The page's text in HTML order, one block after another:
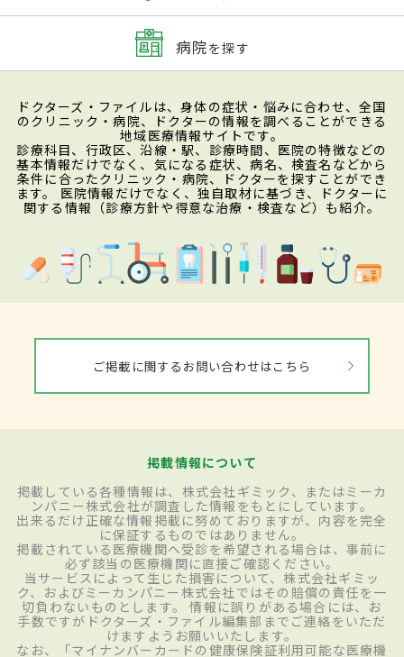
病院を探す
ドクターズ・ファイルは、身体の症状・悩みに合わせ、全国
のクリニック・病院、ドクターの情報を調べることができる
地域医療情報サイトです。
診療科目、行政区、沿線・駅、診療時間、医院の特徴などの
基本情報だけでなく、気になる症状、病名、検査名などから
条件に合ったクリニック・病院、ドクターを探すことができ
ます。 医院情報だけでなく、独自取材に基づき、ドクターに
関する情報（診療方針や得意な治療・検査など）も紹介。
ご掲載に関するお問い合わせはこちら
掲載情報について
掲載している各種情報は、株式会社ギミック、またはミーカ
ンパニー株式会社が調査した情報をもとにしています。
出来るだけ正確な情報掲載に努めておりますが、内容を完全
に保証するものではありません。
掲載されている医療機関へ受診を希望される場合は、事前に
必ず該当の医療機関に直接ご確認ください。
当サービスによって生じた損害について、株式会社ギミッ
ク、およびミーカンパニー株式会社ではその賠償の責任を一
切負わないものとします。 情報に誤りがある場合には、お
手数ですがドクターズ・ファイル編集部までご連絡をいただ
けますようお願いいたします。
なお、「マイナンバーカードの健康保険証利用可能な医療機